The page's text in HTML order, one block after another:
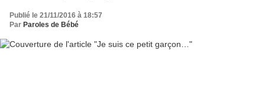
Publié le 21/11/2016 à 18:57
Par Paroles de Bébé